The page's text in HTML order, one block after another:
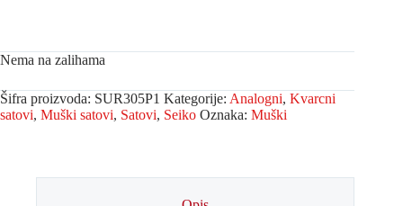
Nema na zalihama
Šifra proizvoda: SUR305P1 Kategorije: Analogni, Kvarcni
satovi, Muški satovi, Satovi, Seiko Oznaka: Muški